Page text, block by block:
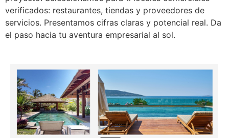
verificados: restaurantes, tiendas y proveedores de
servicios. Presentamos cifras claras y potencial real. Da
el paso hacia tu aventura empresarial al sol.